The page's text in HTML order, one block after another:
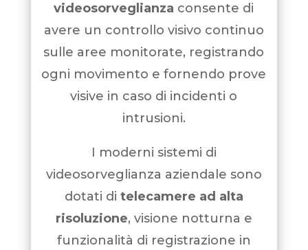
videosorveglianza consente di
avere un controllo visivo continuo
sulle aree monitorate, registrando
ogni movimento e fornendo prove
visive in caso di incidenti o
intrusioni.
I moderni sistemi di
videosorveglianza aziendale sono
dotati di telecamere ad alta
risoluzione, visione notturna e
funzionalità di registrazione in